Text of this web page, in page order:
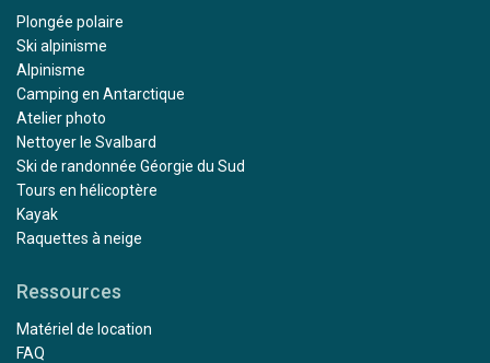
Plongée polaire
Ski alpinisme
Alpinisme
Camping en Antarctique
Atelier photo
Nettoyer le Svalbard
Ski de randonnée Géorgie du Sud
Tours en hélicoptère
Kayak
Raquettes à neige
Ressources
Matériel de location
FAQ